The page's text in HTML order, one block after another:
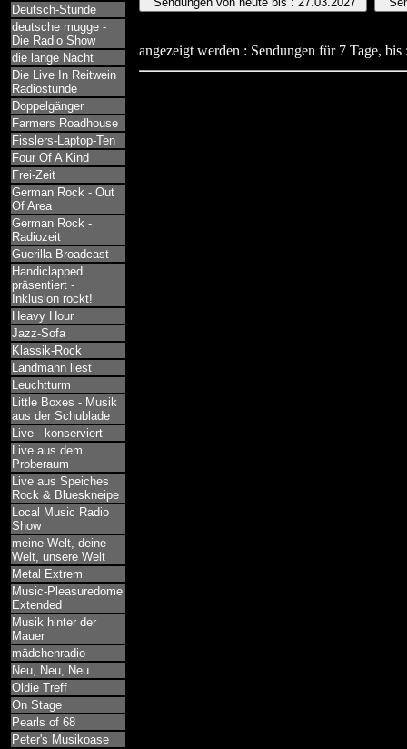
Deutsch-Stunde
deutsche mugge -
Die Radio Show
die lange Nacht
Die Live In Reitwein
Radiostunde
Doppelgänger
Farmers Roadhouse
Fisslers-Laptop-Ten
Four Of A Kind
Frei-Zeit
German Rock - Out
Of Area
German Rock -
Radiozeit
Guerilla Broadcast
Handiclapped
präsentiert -
Inklusion rockt!
Heavy Hour
Jazz-Sofa
Klassik-Rock
Landmann liest
Leuchtturm
Little Boxes - Musik
aus der Schublade
Live - konserviert
Live aus dem
Proberaum
Live aus Speiches
Rock & Blueskneipe
Local Music Radio
Show
meine Welt, deine
Welt, unsere Welt
Metal Extrem
Music-Pleasuredome
Extended
Musik hinter der
Mauer
mädchenradio
Neu, Neu, Neu
Oldie Treff
On Stage
Pearls of 68
Peter's Musikoase
angezeigt werden : Sendungen für 7 Tage, bis